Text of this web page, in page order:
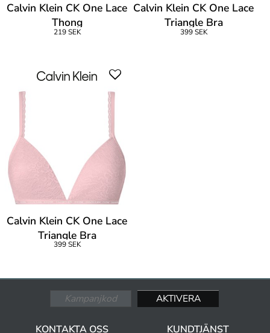
Calvin Klein CK One Lace
Thong
219 SEK
Calvin Klein CK One Lace
Triangle Bra
399 SEK
Calvin Klein CK One Lace
Triangle Bra
399 SEK
KONTAKTA OSS KUNDTJÄNST